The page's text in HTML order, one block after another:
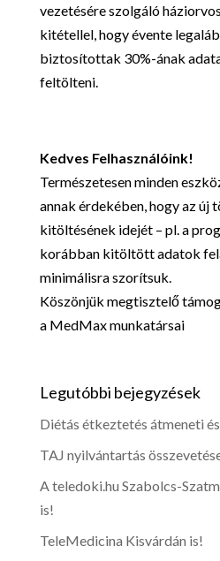
vezetésére szolgáló
kitétellel, hogy évente
biztosítottak 30%-ának
feltölteni.
Kedves Felhasználóink!
Természetesen minden
annak érdekében, hogy az új
kitöltésének idejét – pl. a
korábban kitöltött adatok
minimálisra szorítsuk.
Köszönjük megtisztelő
a MedMax munkatársai
Legutóbbi bejegyzések
Diétás étkeztetés átmeneti
TAJ nyilvántartás
A teledoki.hu Szabolcs-
is!
TeleMedicina Kisvárdán is!